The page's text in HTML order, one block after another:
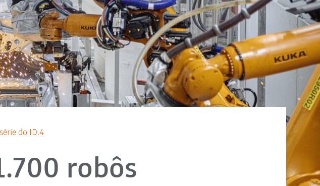
do ID.4
robôs